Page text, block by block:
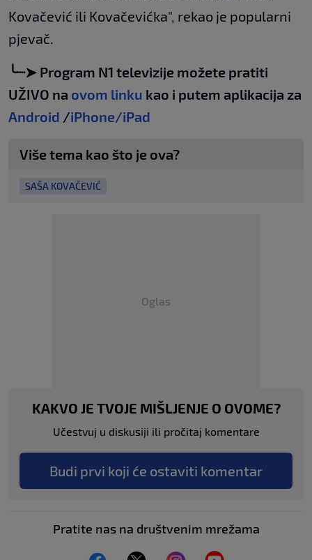
Kovačević ili Kovačevićka", rekao je popularni
pjevač.
╰┈➤ Program N1 televizije možete pratiti
UŽIVO na ovom linku kao i putem aplikacija za
Android /iPhone/iPad
Više tema kao što je ova?
SAŠA KOVAČEVIĆ
Oglas
KAKVO JE TVOJE MIŠLJENJE O OVOME?
Učestvuj u diskusiji ili pročitaj komentare
Budi prvi koji će ostaviti komentar
Pratite nas na društvenim mrežama